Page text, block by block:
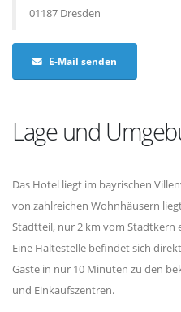
01187 Dresden
E-Mail senden
Lage und
Das Hotel liegt im bayrischen
von zahlreichen Wohnhäusern
Stadtteil, nur 2 km vom Stadtkern
Eine Haltestelle befindet sich
Gäste in nur 10 Minuten zu den
und Einkaufszentren.